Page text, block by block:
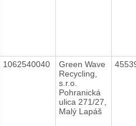
1062540040
Green Wave
Recycling,
s.r.o.
Pohranická
ulica 271/27,
Malý Lapáš